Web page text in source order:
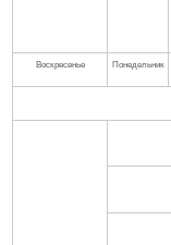
Воскресенье Понедельник